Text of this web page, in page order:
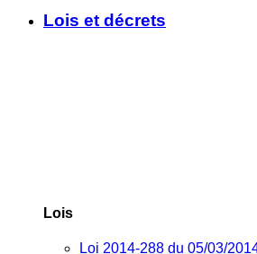
Lois et décrets
Lois
Loi 2014-288 du 05/03/